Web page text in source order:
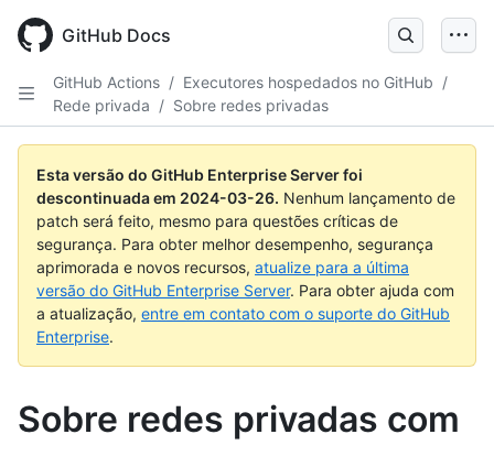
main
GitHub Docs
GitHub Actions / Executores hospedados no GitHub /
Rede privada / Sobre redes privadas
Esta versão do GitHub Enterprise Server foi
descontinuada em 2024-03-26. Nenhum lançamento de
patch será feito, mesmo para questões críticas de
segurança. Para obter melhor desempenho, segurança
aprimorada e novos recursos, atualize para a última
versão do GitHub Enterprise Server. Para obter ajuda com
a atualização, entre em contato com o suporte do GitHub
Enterprise.
Sobre redes privadas com